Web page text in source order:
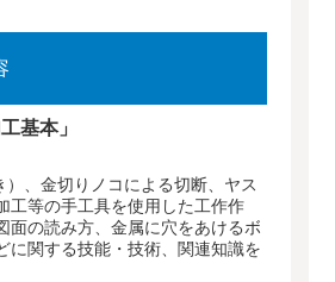
基本」
）、金切りノコによる切断、ヤス
工等の手工具を使用した工作作
面の読み方、金属に穴をあけるボ
に関する技能・技術、関連知識を